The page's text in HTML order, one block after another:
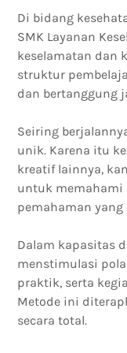
Di bidang
SMK Layanan
keselamatan dan
struktur
dan bertanggung
Seiring
unik. Karena itu
kreatif lainnya,
untuk memahami
pemahaman
Dalam kapasitas
menstimulasi
praktik, serta
Metode ini
secara total.